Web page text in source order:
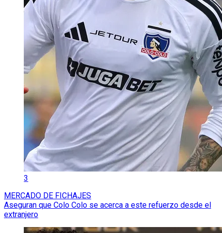
3
MERCADO DE FICHAJES
Aseguran que Colo Colo se acerca a este refuerzo desde el
extranjero